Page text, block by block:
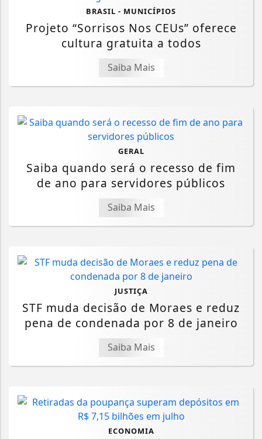
BRASIL - MUNICÍPIOS
Projeto “Sorrisos Nos CEUs” oferece
cultura gratuita a todos
Saiba Mais
GERAL
Saiba quando será o recesso de fim
de ano para servidores públicos
Saiba Mais
JUSTIÇA
STF muda decisão de Moraes e reduz
pena de condenada por 8 de janeiro
Saiba Mais
ECONOMIA